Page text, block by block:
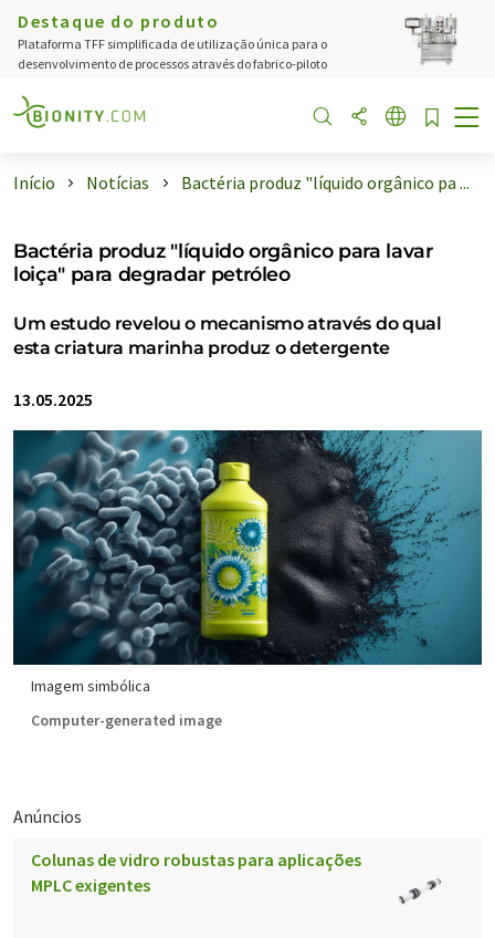
Destaque do produto
Plataforma TFF simplificada de utilização única para o
desenvolvimento de processos através do fabrico-piloto
Início Notícias Bactéria produz "líquido orgânico pa ...
Bactéria produz "líquido orgânico para lavar
loiça" para degradar petróleo
Um estudo revelou o mecanismo através do qual
esta criatura marinha produz o detergente
13.05.2025
Imagem simbólica
Computer-generated image
Anúncios
Colunas de vidro robustas para aplicações
MPLC exigentes